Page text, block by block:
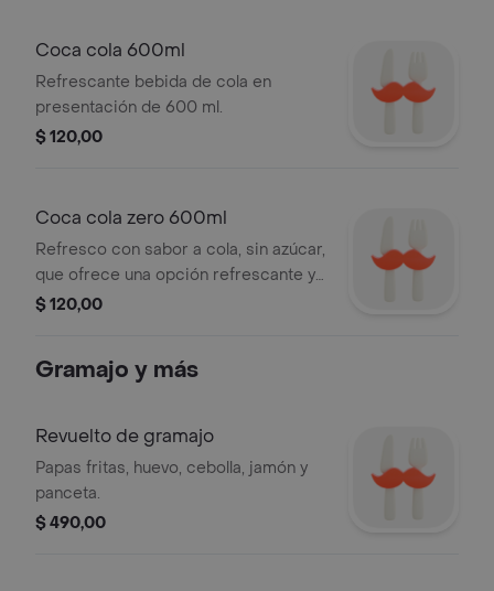
Coca cola 600ml
Refrescante bebida de cola en
presentación de 600 ml.
$ 120,00
Coca cola zero 600ml
Refresco con sabor a cola, sin azúcar,
que ofrece una opción refrescante y
ligera para acompañar tus comidas.
$ 120,00
Gramajo y más
Revuelto de gramajo
Papas fritas, huevo, cebolla, jamón y
panceta.
$ 490,00